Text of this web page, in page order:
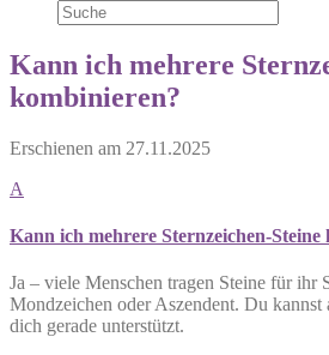
Kann ich mehrere
kombinieren?
Erschienen am 27.11.2025
A
Kann ich mehrere Sternzeichen-Steine
Ja – viele Menschen tragen Steine für ihr
Mondzeichen oder Aszendent. Du
dich gerade unterstützt.